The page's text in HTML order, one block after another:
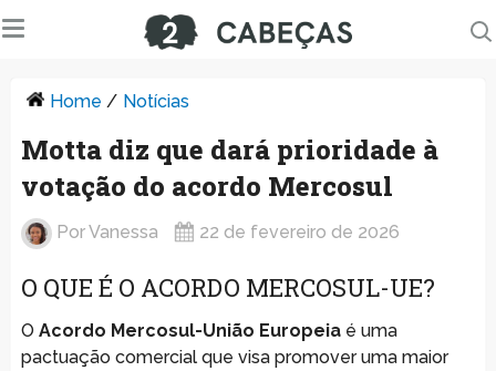
Home / Notícias
Motta diz que dará prioridade à
votação do acordo Mercosul
PorVanessa 22 de fevereiro de 2026
O QUE É O ACORDO MERCOSUL-UE?
O Acordo Mercosul-União Europeiaé uma
pactuação comercial que visa promover uma maior